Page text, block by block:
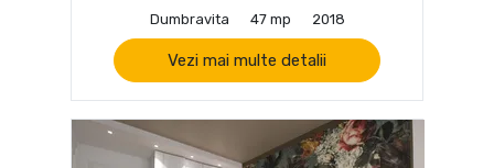
Dumbravita
47 mp 2018
Vezi mai multe detalii